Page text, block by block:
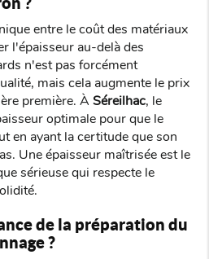
entre le coût des matériaux
l'épaisseur au-delà des
n'est pas forcément
mais cela augmente le prix
première. À Séreilhac, le
optimale pour que le
en ayant la certitude que son
Une épaisseur maîtrisée est le
sérieuse qui respecte le
de la préparation du
?